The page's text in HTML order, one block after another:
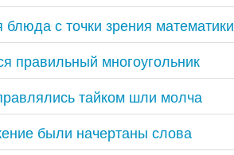
с точки зрения математики
правильный многоугольник
тайком шли молча
были начертаны слова